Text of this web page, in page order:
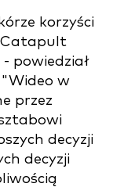
korzyści
Catapult
powiedział
"Wideo w
przez
decyzji
decyzji